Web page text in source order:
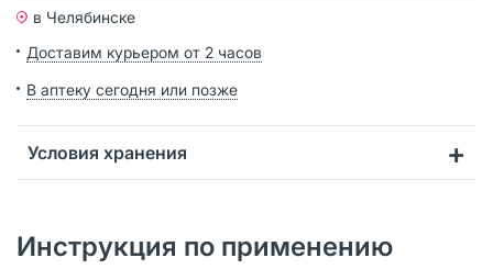
в Челябинске
Доставим курьером от 2 часов
В аптеку сегодня или позже
Условия хранения
Инструкция по применению